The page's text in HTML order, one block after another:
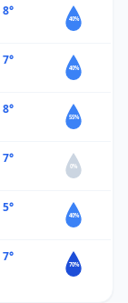
8°
40%
7°
40%
8°
55%
7°
0%
5°
40%
7°
70%